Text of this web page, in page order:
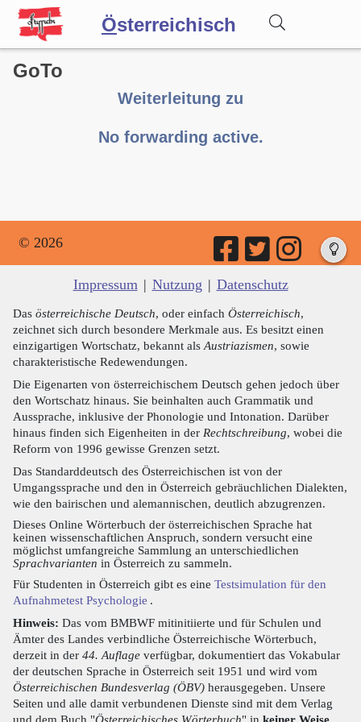
Österreichisch
Wörterbuch
GoTo
Weiterleitung zu
No forwarding active.
© 2026
Impressum | Nutzung | Datenschutz
Das österreichische Deutsch, oder einfach Österreichisch,
zeichnet sich durch besondere Merkmale aus. Es besitzt einen
einzigartigen Wortschatz, bekannt als Austriazismen, sowie
charakteristische Redewendungen.
Die Eigenarten von österreichischem Deutsch gehen jedoch über
den Wortschatz hinaus. Sie beinhalten auch Grammatik und
Aussprache, inklusive der Phonologie und Intonation. Darüber
hinaus finden sich Eigenheiten in der Rechtschreibung, wobei die
Reform von 1996 gewisse Grenzen setzt.
Das Standarddeutsch des Österreichischen ist von der
Umgangssprache und den in Österreich gebräuchlichen Dialekten,
wie den bairischen und alemannischen, deutlich abzugrenzen.
Dieses Online Wörterbuch der österreichischen Sprache hat
keinen wissenschaftlichen Anspruch, sondern versucht eine
möglichst umfangreiche Sammlung an unterschiedlichen
Sprachvarianten in Österreich zu sammeln.
Für Studenten in Österreich gibt es eine Testsimulation für den
Aufnahmetest Psychologie .
Hinweis: Das vom BMBWF mitinitiierte und für Schulen und
Ämter des Landes verbindliche Österreichische Wörterbuch,
derzeit in der 44. Auflage verfügbar, dokumentiert das Vokabular
der deutschen Sprache in Österreich seit 1951 und wird vom
Österreichischen Bundesverlag (ÖBV) herausgegeben. Unsere
Seiten und alle damit verbundenen Dienste sind mit dem Verlag
und dem Buch "Österreichisches Wörterbuch" in keiner Weise